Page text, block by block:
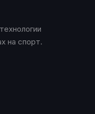
на спорт.